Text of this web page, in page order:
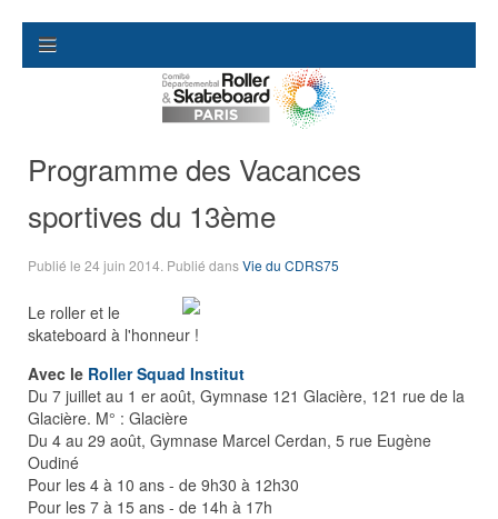
Programme des Vacances
sportives du 13ème
Publié le 24 juin 2014 . Publié dansVie du CDRS75
Le roller et le
skateboard à l'honneur !
Avec le Roller Squad Institut
Du 7 juillet au 1 er août, Gymnase 121 Glacière, 121 rue de la
Glacière. M° : Glacière
Du 4 au 29 août, Gymnase Marcel Cerdan, 5 rue Eugène
Oudiné
Pour les 4 à 10 ans - de 9h30 à 12h30
Pour les 7 à 15 ans - de 14h à 17h